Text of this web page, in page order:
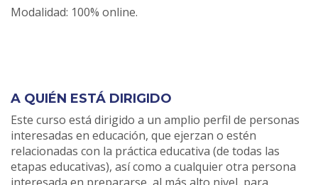
Modalidad: 100% online.
A QUIÉN ESTÁ DIRIGIDO
Este curso está dirigido a un amplio perfil de personas
interesadas en educación, que ejerzan o estén
relacionadas con la práctica educativa (de todas las
etapas educativas), así como a cualquier otra persona